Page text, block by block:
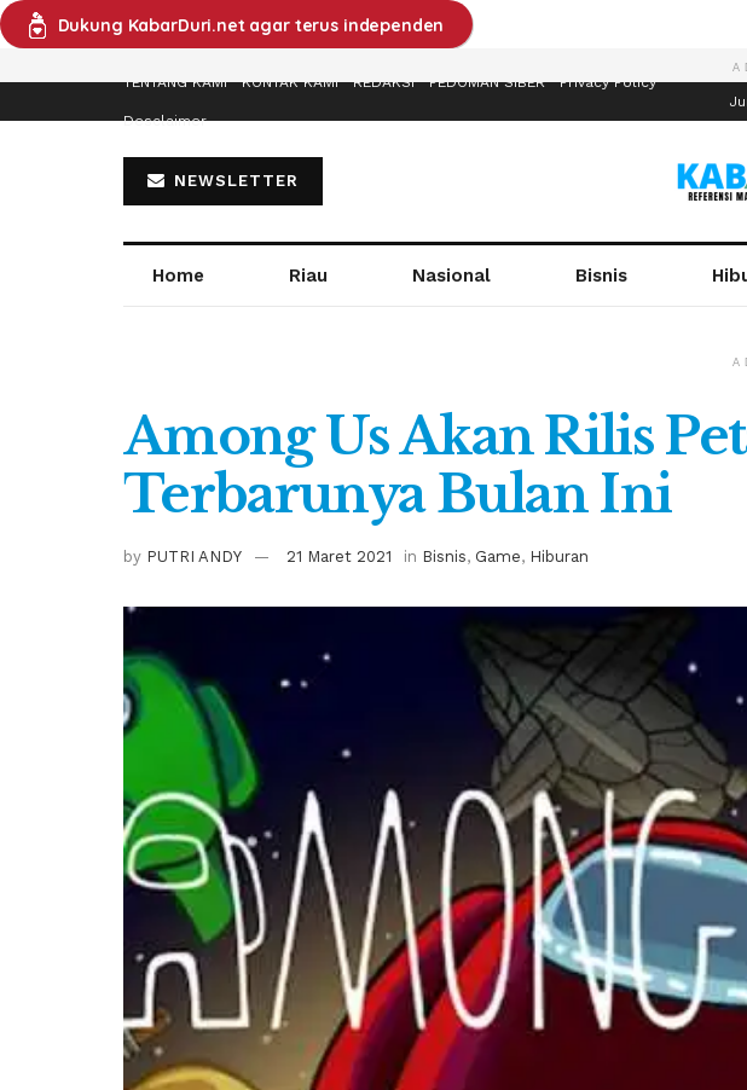
Dukung KabarDuri.net agar terus independen
TENTANG KAMI KONTAK KAMI REDAKSI PEDOMAN SIBER Privacy Policy
Desclaimer
NEWSLETTER
Home Riau Nasional Bisnis
Among Us Akan Rilis
Terbarunya Bulan Ini
by PUTRI ANDY 21 Maret 2021 in Bisnis, Game, Hiburan